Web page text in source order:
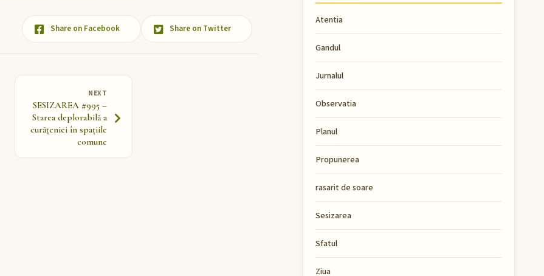
Share on Facebook Share on Twitter
NEXT
SESIZAREA #995 –
Starea deplorabilă a
curățeniei în spațiile
comune
Atentia
Gandul
Jurnalul
Observatia
Planul
Propunerea
rasarit de soare
Sesizarea
Sfatul
Ziua